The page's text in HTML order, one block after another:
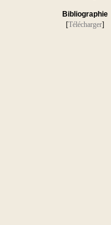
Bibliographie
[Télécharger]